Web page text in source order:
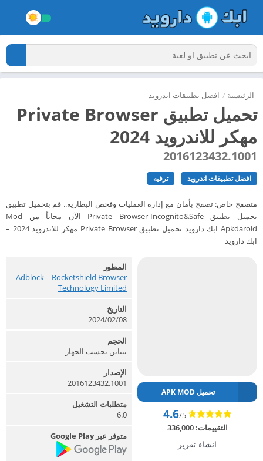
الرئيسية / افضل تطبيقات اندرويد
تحميل تطبيق Private Browser
مهكر للاندرويد 2024
2016123432.1001
افضل تطبيقات اندرويد ترفيه
متصفح خاص: تصفح بأمان مع إدارة العمليات وفحص البطارية.. قم بتحميل تطبيق
تحميل تطبيق Private Browser-Incognito&Safe الآن مجاناً من Mod
Apkdaroid ابك دارويد تحميل تطبيق Private Browser مهكر للاندرويد 2024 –
ابك دارويد
تحميل APK MOD
4.6/5
التقييمات:336,000
انشاء تقرير
المطور
Adblock – Rocketshield Browser
Technology Limited‏
التاريخ
2024/02/08
الحجم
يتباين بحسب الجهاز
الإصدار
2016123432.1001
متطلبات التشغيل
6.0
متوفر عبر Google Play